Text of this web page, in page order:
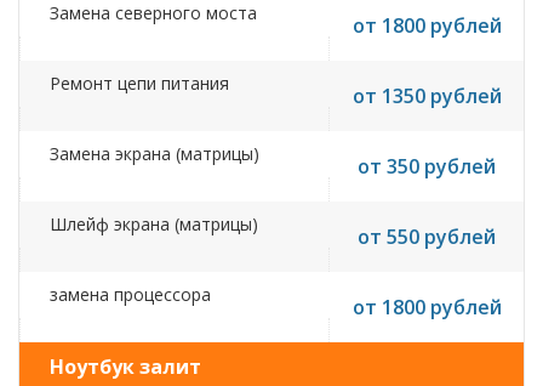
Замена северного моста от 1800 рублей
Ремонт цепи питания от 1350 рублей
Замена экрана (матрицы) от 350 рублей
Шлейф экрана (матрицы) от 550 рублей
замена процессора от 1800 рублей
Ноутбук залит